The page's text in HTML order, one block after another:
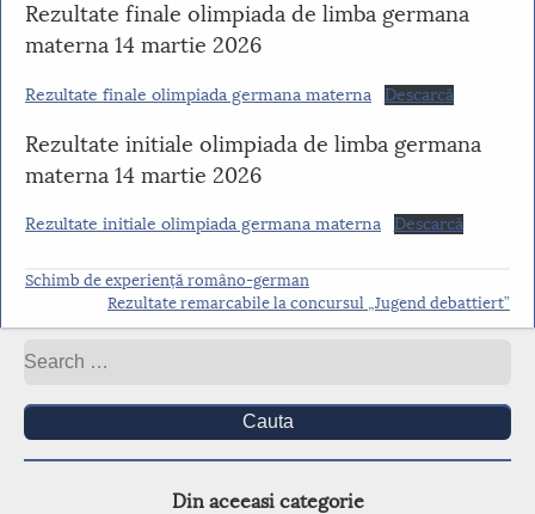
Rezultate finale olimpiada de limba germana
materna 14 martie 2026
Rezultate finale olimpiada germana materna Descarcă
Rezultate initiale olimpiada de limba germana
materna 14 martie 2026
Rezultate initiale olimpiada germana materna Descarcă
Schimb de experiență româno-german
Rezultate remarcabile la concursul „Jugend debattiert”
Cauta
Din aceeasi categorie